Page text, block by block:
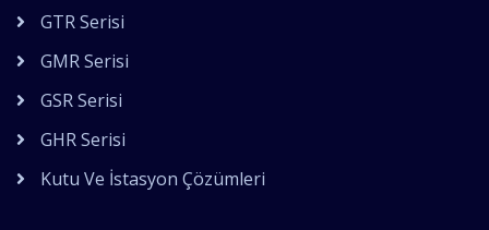
GTR Serisi
GMR Serisi
GSR Serisi
GHR Serisi
Kutu Ve İstasyon Çözümleri